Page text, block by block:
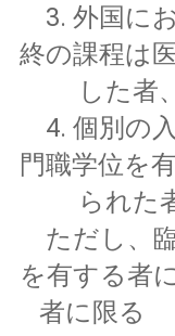
3. 外国に
終の課程は
した者、
4. 個別の
門職学位を
られた者
ただし、
を有する者
者に限る